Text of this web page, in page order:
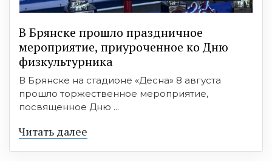
В Брянске прошло праздничное
мероприятие, приуроченное ко Дню
физкультурника
В Брянске на стадионе «Десна» 8 августа
прошло торжественное мероприятие,
посвященное Дню ...
Читать далее